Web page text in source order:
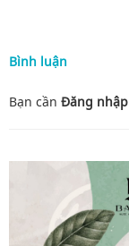
Bình luận
Bạn cần Đăng nhập